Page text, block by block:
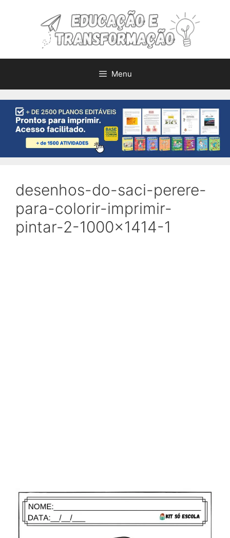
Menu
desenhos-do-saci-perere-
para-colorir-imprimir-
pintar-2-1000×1414-1